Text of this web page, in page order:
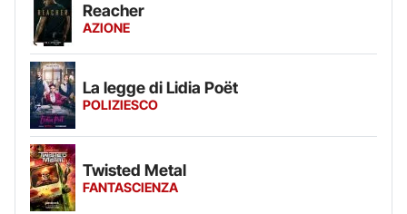
Reacher
AZIONE
La legge di Lidia Poët
POLIZIESCO
Twisted Metal
FANTASCIENZA